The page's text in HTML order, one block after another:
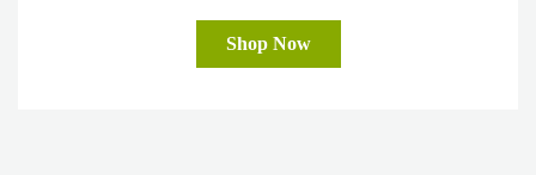
Shop Now